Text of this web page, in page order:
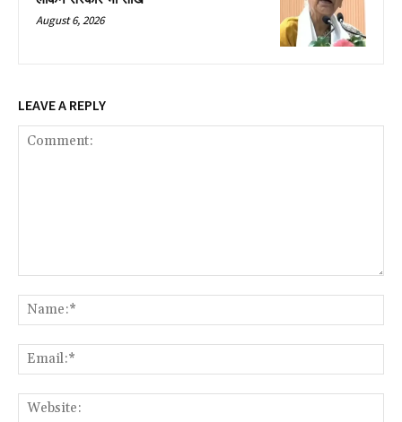
August 6, 2026
LEAVE A REPLY